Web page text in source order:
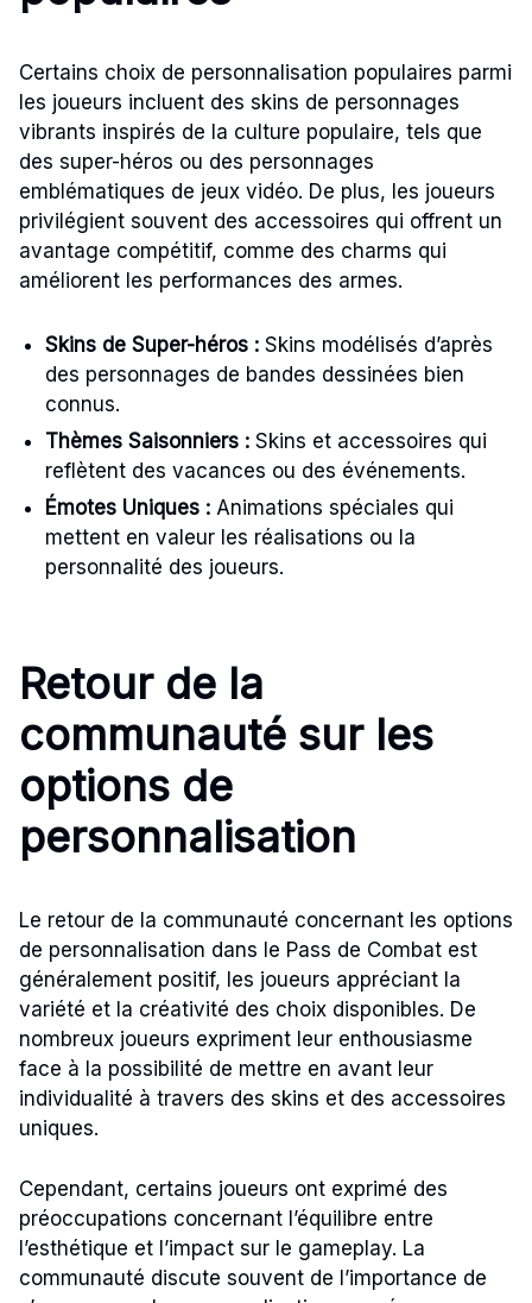
Certains choix de personnalisation populaires parmi
les joueurs incluent des skins de personnages
vibrants inspirés de la culture populaire, tels que
des super-héros ou des personnages
emblématiques de jeux vidéo. De plus, les joueurs
privilégient souvent des accessoires qui offrent un
avantage compétitif, comme des charms qui
améliorent les performances des armes.
Skins de Super-héros : Skins modélisés d’après
des personnages de bandes dessinées bien
connus.
Thèmes Saisonniers : Skins et accessoires qui
reflètent des vacances ou des événements.
Émotes Uniques : Animations spéciales qui
mettent en valeur les réalisations ou la
personnalité des joueurs.
Retour de la
communauté sur les
options de
personnalisation
Le retour de la communauté concernant les options
de personnalisation dans le Pass de Combat est
généralement positif, les joueurs appréciant la
variété et la créativité des choix disponibles. De
nombreux joueurs expriment leur enthousiasme
face à la possibilité de mettre en avant leur
individualité à travers des skins et des accessoires
uniques.
Cependant, certains joueurs ont exprimé des
préoccupations concernant l’équilibre entre
l’esthétique et l’impact sur le gameplay. La
communauté discute souvent de l’importance de